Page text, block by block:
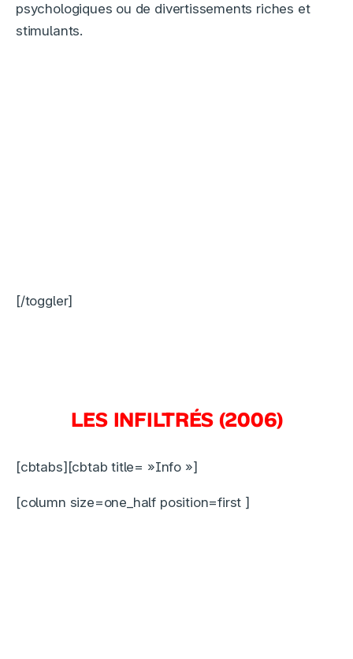
psychologiques ou de divertissements riches et
stimulants.
[/toggler]
LES INFILTRÉS (2006)
[cbtabs][cbtab title= »Info »]
[column size=one_half position=first ]